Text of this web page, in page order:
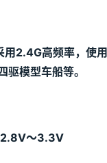
用2.4G高频率，使
模型车船等。
2.8V～3.3V